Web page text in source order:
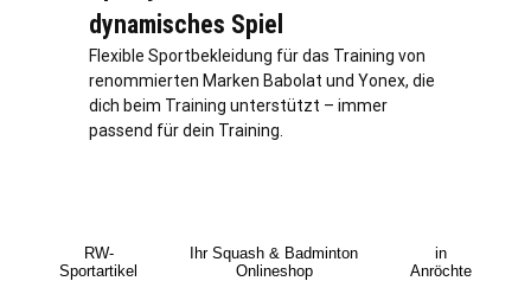
dynamisches Spiel
Flexible Sportbekleidung für das Training von
renommierten Marken Babolat und Yonex, die
dich beim Training unterstützt – immer
passend für dein Training.
RW-
Sportartikel
Ihr Squash & Badminton
Onlineshop
in
Anröchte